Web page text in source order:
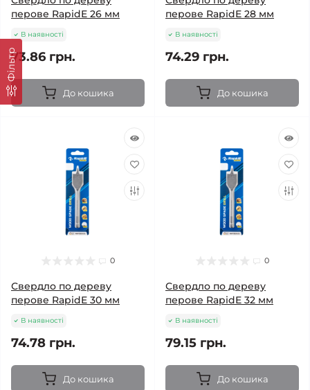
Фільтр
перове RapidE 26 мм
В наявності
73.86 грн.
До кошика
перове RapidE 28 мм
В наявності
74.29 грн.
До кошика
0
Свердло по дереву
перове RapidE 30 мм
В наявності
74.78 грн.
До кошика
0
Свердло по дереву
перове RapidE 32 мм
В наявності
79.15 грн.
До кошика